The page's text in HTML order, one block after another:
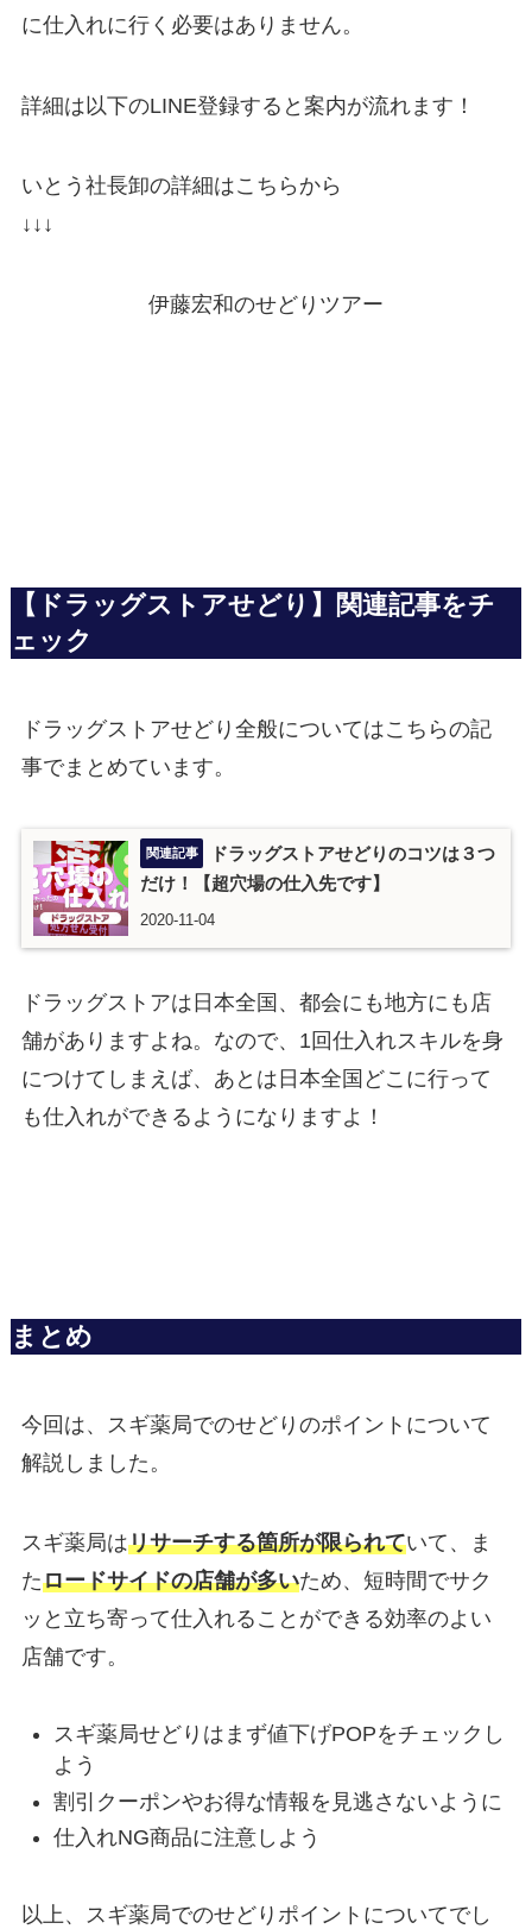
に仕入れに行く必要はありません。
詳細は以下のLINE登録すると案内が流れます！
いとう社長卸の詳細はこちらから
↓↓↓
伊藤宏和のせどりツアー
【ドラッグストアせどり】関連記事をチ
ェック
ドラッグストアせどり全般についてはこちらの記
事でまとめています。
ドラッグストアせどりのコツは３つ
だけ！【超穴場の仕入先です】
2020-11-04
ドラッグストアは日本全国、都会にも地方にも店
舗がありますよね。なので、1回仕入れスキルを身
につけてしまえば、あとは日本全国どこに行って
も仕入れができるようになりますよ！
まとめ
今回は、スギ薬局でのせどりのポイントについて
解説しました。
スギ薬局はリサーチする箇所が限られていて、ま
たロードサイドの店舗が多いため、短時間でサク
ッと立ち寄って仕入れることができる効率のよい
店舗です。
スギ薬局せどりはまず値下げPOPをチェックし
よう
割引クーポンやお得な情報を見逃さないように
仕入れNG商品に注意しよう
以上、スギ薬局でのせどりポイントについてでし